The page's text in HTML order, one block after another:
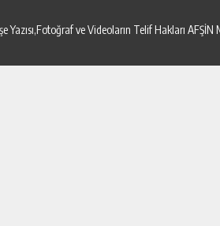
Yazısı,Fotoğraf ve Videoların Telif Hakları